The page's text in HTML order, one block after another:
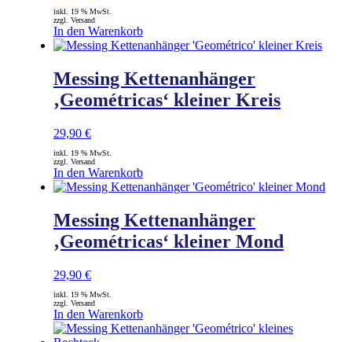
inkl. 19 % MwSt.
zzgl. Versand
In den Warenkorb
Messing Kettenanhänger
‚Geométricas‘ kleiner Kreis
29,90 €
inkl. 19 % MwSt.
zzgl. Versand
In den Warenkorb
Messing Kettenanhänger
‚Geométricas‘ kleiner Mond
29,90 €
inkl. 19 % MwSt.
zzgl. Versand
In den Warenkorb